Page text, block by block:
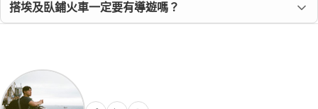
搭埃及臥鋪火車一定要有導遊嗎？